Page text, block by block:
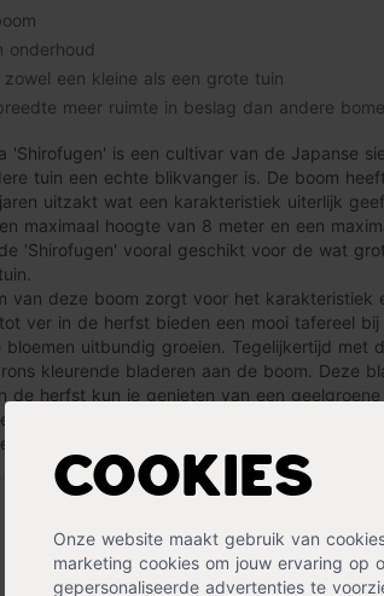
Cookies
Onze website maakt gebruik van
marketing cookies om jouw ervaring op
gepersonaliseerde advertenties te
onderhoud
een kleine als een grote tuin
meer ruimte in beslag dan andere
'Shirofugen' is een cultivar van de Japanse
tuin een echte blikvanger is. De boom
uitzakt wat een karakteristiek uiterlijk
maximaal hoogte van 8 meter en een
'Shirofugen' vooral geschikt voor de wat
van deze boom zorgt voor het karakteristiek
ver in de herfst bieden een mooi tafereel
uitbundig groeien. Tegelijkertijd met
kleurende bladeren aan de boom. Deze
de herfst kun je genieten van een
bij jou in de tuin. Doordat het een volle
genieten van een verkoelende schaduwrijke
vorm te houden. De 'Shirofugen' groeit en
zand of kleigrond die niet te nat is. Plant de